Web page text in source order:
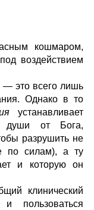
кошмаром,
воздействием
— это всего лишь
Однако в то
устанавливает
души от Бога,
разрушить не
по силам), а ту
и которую он
клинический
пользоваться